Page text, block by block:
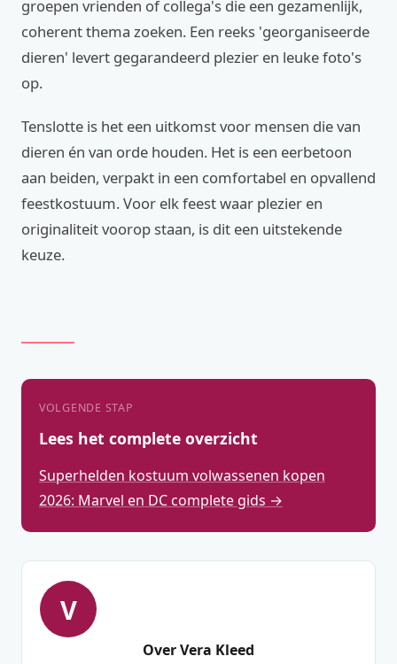
groepen vrienden of collega's die een gezamenlijk,
coherent thema zoeken. Een reeks 'georganiseerde
dieren' levert gegarandeerd plezier en leuke foto's
op.
Tenslotte is het een uitkomst voor mensen die van
dieren én van orde houden. Het is een eerbetoon
aan beiden, verpakt in een comfortabel en opvallend
feestkostuum. Voor elk feest waar plezier en
originaliteit voorop staan, is dit een uitstekende
keuze.
VOLGENDE STAP
Lees het complete overzicht
Superhelden kostuum volwassenen kopen
2026: Marvel en DC complete gids →
V
Over Vera Kleed